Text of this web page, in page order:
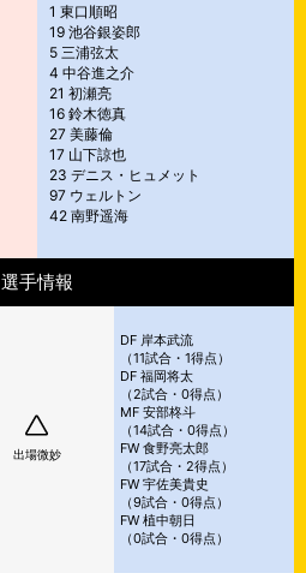
1 東口順昭
19 池谷銀姿郎
5 三浦弦太
4 中谷進之介
21 初瀬亮
16 鈴木徳真
27 美藤倫
17 山下諒也
23 デニス・ヒュメット
97 ウェルトン
42 南野遥海
選手情報
出場微妙
DF 岸本武流
（11試合・1得点）
DF 福岡将太
（2試合・0得点）
MF 安部柊斗
（14試合・0得点）
FW 食野亮太郎
（17試合・2得点）
FW 宇佐美貴史
（9試合・0得点）
FW 植中朝日
（0試合・0得点）